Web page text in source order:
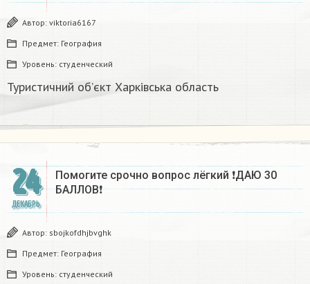
Автор: viktoria6167
Предмет: География
Уровень: студенческий
Туристичний об’єкт Харківська область
24
ДЕКАБРЬ
Помогите срочно вопрос лёгкий ❗ДАЮ 30
БАЛЛОВ❗​
Автор: sbojkofdhjbvghk
Предмет: География
Уровень: студенческий